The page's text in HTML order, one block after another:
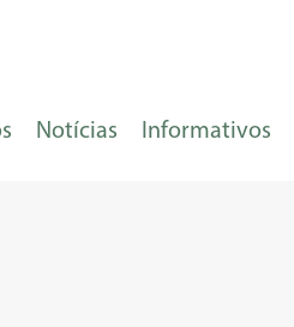
Notícias Informativos